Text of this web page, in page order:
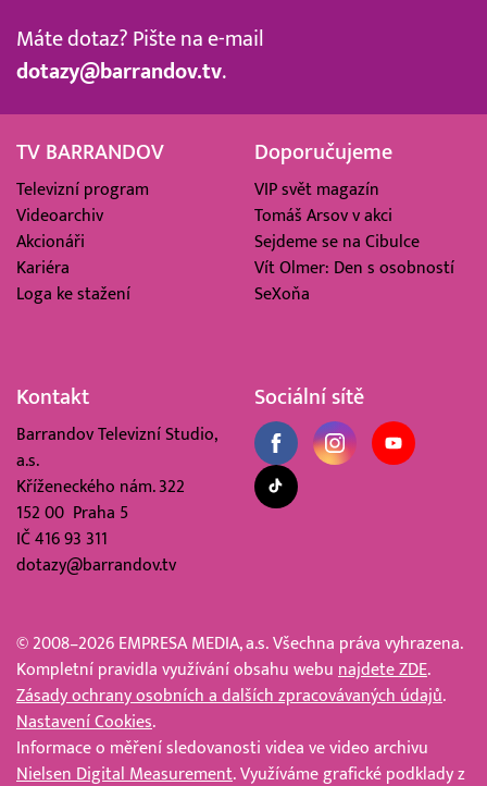
Máte dotaz? Pište na e-mail
dotazy@barrandov.tv.
TV BARRANDOV
Televizní program
Videoarchiv
Akcionáři
Kariéra
Loga ke stažení
Doporučujeme
VIP svět magazín
Tomáš Arsov v akci
Sejdeme se na Cibulce
Vít Olmer: Den s osobností
SeXoňa
Kontakt
Barrandov Televizní Studio,
a.s.
Kříženeckého nám. 322
152 00 Praha 5
IČ 416 93 311
dotazy@barrandov.tv
Sociální sítě
© 2008–2026 EMPRESA MEDIA, a.s. Všechna práva vyhrazena.
Kompletní pravidla využívání obsahu webu najdete ZDE.
Zásady ochrany osobních a dalších zpracovávaných údajů.
Nastavení Cookies.
Informace o měření sledovanosti videa ve video archivu
Nielsen Digital Measurement. Využíváme grafické podklady z